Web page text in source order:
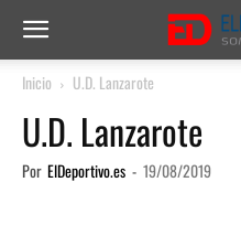
Inicio U.D. Lanzarote
U.D. Lanzarote
Por ElDeportivo.es - 19/08/2019